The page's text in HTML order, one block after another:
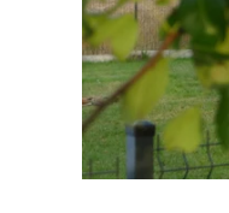
Dostosuj